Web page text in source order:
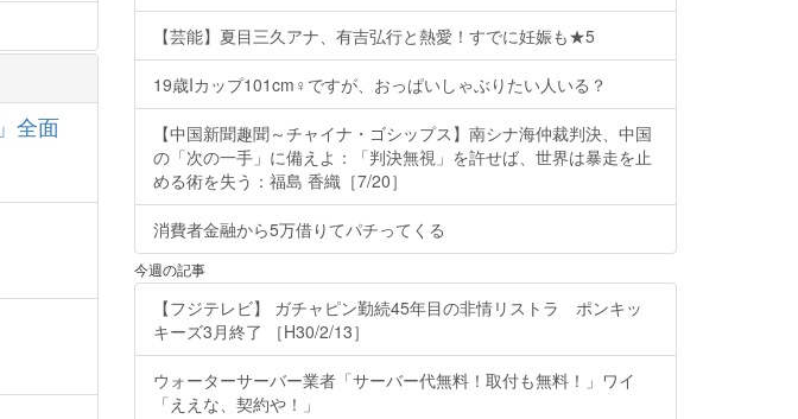
全面
【芸能】夏目三久アナ、有吉弘行と熱愛！すでに妊娠も★5
19歳Iカップ101cm♀ですが、おっぱいしゃぶりたい人いる？
【中国新聞趣聞～チャイナ・ゴシップス】南シナ海仲裁判決、中国
の「次の一手」に備えよ：「判決無視」を許せば、世界は暴走を止
める術を失う：福島 香織［7/20］
消費者金融から5万借りてパチってくる
今週の記事
【フジテレビ】 ガチャピン勤続45年目の非情リストラ ポンキッ
キーズ3月終了 ［H30/2/13］
ウォーターサーバー業者「サーバー代無料！取付も無料！」ワイ
「ええな、契約や！」